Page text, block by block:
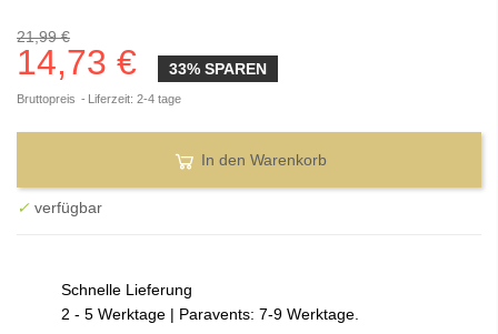
21,99 €
14,73 € 33% SPAREN
Bruttopreis Liferzeit: 2-4 tage
In den Warenkorb
✓ verfügbar
Schnelle Lieferung
2 - 5 Werktage | Paravents: 7-9 Werktage.